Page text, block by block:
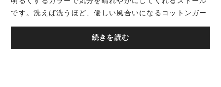
です。洗えば洗うほど、優しい風合いになるコットンガー
ゼ。自宅でお洗濯できる手軽さもあって一年...
続きを読む